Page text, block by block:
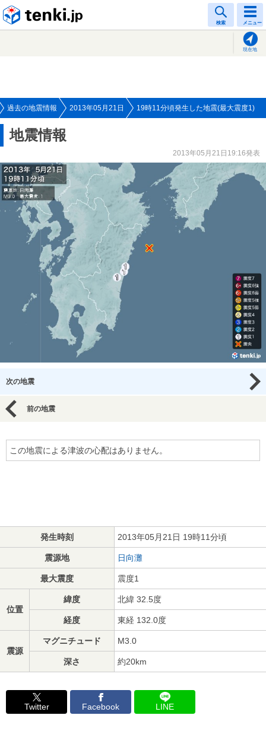
検索 メニュー
現在地
過去の地震情報 2013年05月21日 19時11分頃発生した地震(最大震度1)
地震情報
2013年05月21日19:16発表
次の地震
前の地震
この地震による津波の心配はありません。
発生時刻 2013年05月21日 19時11分頃
震源地 日向灘
最大震度 震度1
位置
緯度 北緯 32.5度
経度 東経 132.0度
震源
マグニチュード M3.0
深さ 約20km
Twitter Facebook LINE